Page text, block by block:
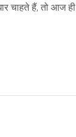
चाहते हैं, तो आज